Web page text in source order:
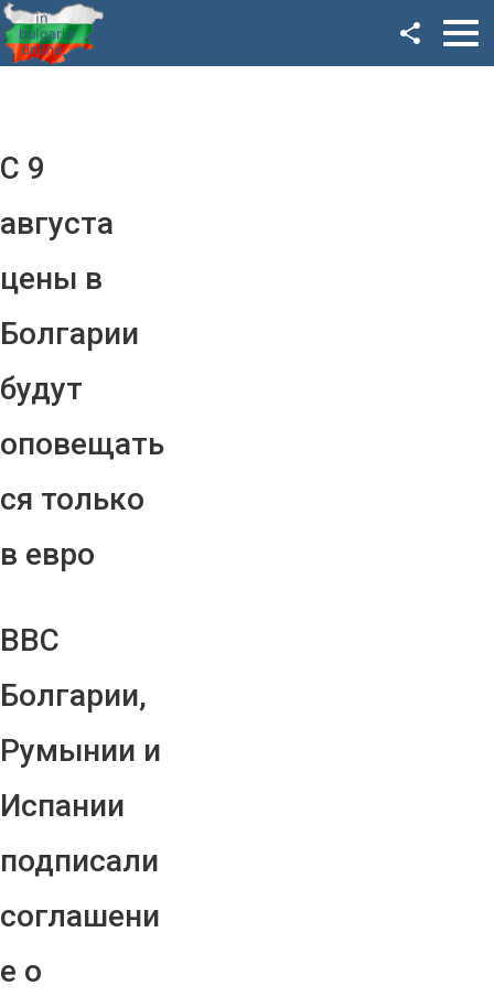
С 9
августа
цены в
Болгарии
будут
оповещать
ся только
в евро
ВВС
Болгарии,
Румынии и
Испании
подписали
соглашени
е о